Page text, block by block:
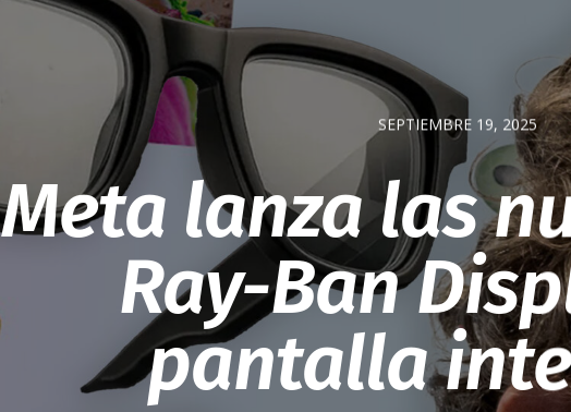
SEPTIEMBRE 19, 2025
Meta lanza las
Ray-Ban
pantalla